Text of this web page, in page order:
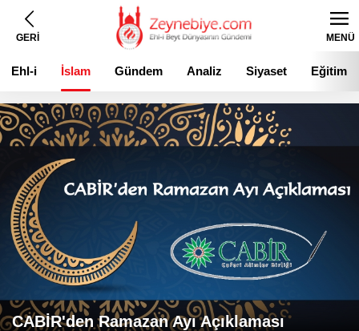
GERİ MENÜ
Ehl-i
Beyt
İslam Gündem Analiz Siyaset Eğitim
CABİR'den Ramazan Ayı Açıklaması